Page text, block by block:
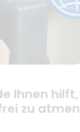
Ihnen hilft,
zu atmen